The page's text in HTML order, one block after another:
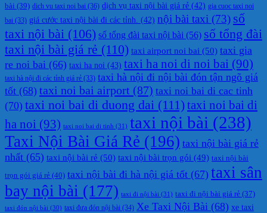
bài (39) dich vu taxi noi bai (36) dịch vụ taxi nội bài giá rẻ (42) gia cuoc taxi noi
bai (33) giá cước taxi nội bài đi các tỉnh. (42) nội bài taxi (73) số
taxi nội bài (106) số tổng đài taxi nội bài (56) số tổng đài
taxi nội bài giá rẻ (110) taxi airport noi bai (50) taxi gia
re noi bai (66) taxi ha noi (43) taxi ha noi di noi bai (90)
taxi hà nội đi các tỉnh giá rẻ (33) taxi hà nội đi nội bài đón tận ngõ giá
tốt (68) taxi noi bai airport (87) taxi noi bai di cac tinh
(70) taxi noi bai di duong dai (111)taxi noi bai di
ha noi (93) taxi noi bai di tinh (31) taxi nội bài (238)
Taxi Nội Bài Giá Rẻ (196) taxi nội bài giá rẻ
nhất (65) taxi nội bài rẻ (50) taxi nội bài trọn gói (49) taxi nội bài
trọn gói giá rẻ (40) taxi nội bài đi hà nội giá tốt (67) taxi sân
bay nội bài (177) taxi đi nội bài (31) taxi đi nội bài giá rẻ (37)
taxi đón nội bài (30) taxi đưa đón nội bài (34) Xe Taxi Nội Bài (68) xe taxi